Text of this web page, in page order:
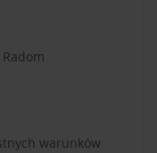
warunków